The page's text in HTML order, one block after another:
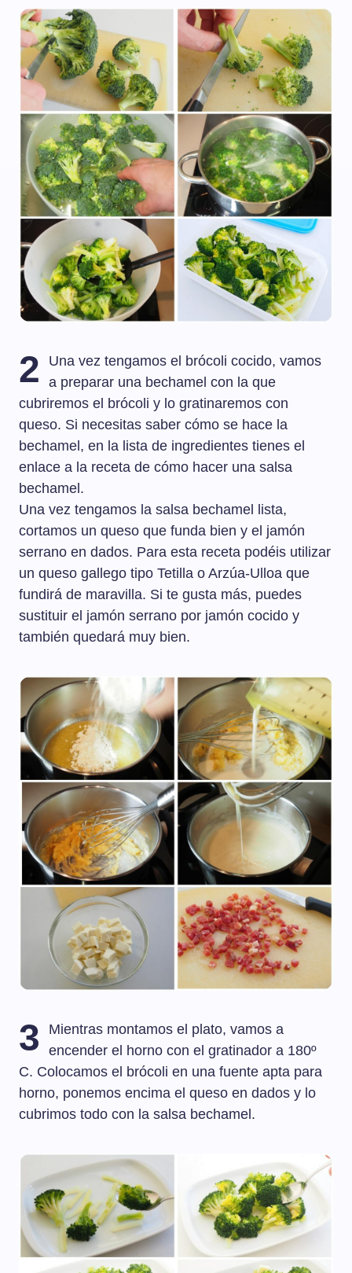
2
Una vez tengamos el brócoli cocido, vamos
a preparar una bechamel con la que
cubriremos el brócoli y lo gratinaremos con
queso. Si necesitas saber cómo se hace la
bechamel, en la lista de ingredientes tienes el
enlace a la receta de cómo hacer una salsa
bechamel.
Una vez tengamos la salsa bechamel lista,
cortamos un queso que funda bien y el jamón
serrano en dados. Para esta receta podéis utilizar
un queso gallego tipo Tetilla o Arzúa-Ulloa que
fundirá de maravilla. Si te gusta más, puedes
sustituir el jamón serrano por jamón cocido y
también quedará muy bien.
3
Mientras montamos el plato, vamos a
encender el horno con el gratinador a 180º
C. Colocamos el brócoli en una fuente apta para
horno, ponemos encima el queso en dados y lo
cubrimos todo con la salsa bechamel.